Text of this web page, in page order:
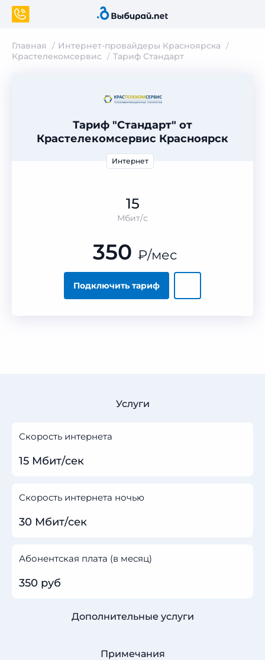
Главная
Интернет-провайдеры Красноярска
Крастелекомсервис
Тариф Стандарт
Тариф "Стандарт" от
Крастелекомсервис Красноярск
Интернет
15
Мбит/с
Подключить тариф
350 ₽/мес
Услуги
Скорость интернета
15 Мбит/сек
Скорость интернета ночью
30 Мбит/сек
Абонентская плата (в месяц)
350 руб
Дополнительные услуги
Примечания